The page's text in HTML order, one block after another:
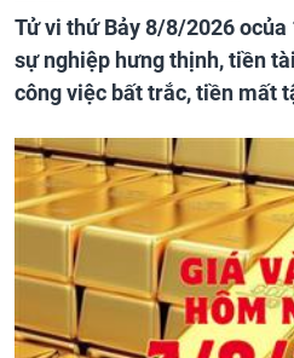
Tử vi thứ Bảy 8/8/2026 ocủa
sự nghiệp hưng thịnh, tiền
công việc bất trắc, tiền mất